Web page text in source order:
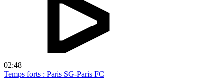
02:48
Temps forts : Paris SG-Paris FC